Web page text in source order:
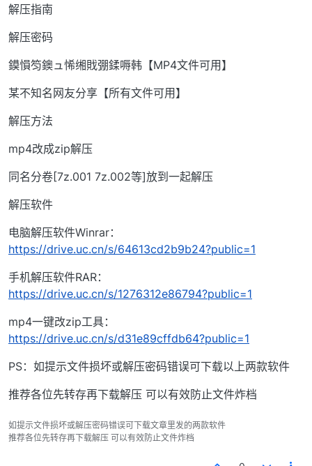
解压指南
解压密码
鏌愪笉鐭ュ悕缃戝弸鍒嗕韩【MP4文件可用】
某不知名网友分享【所有文件可用】
解压方法
mp4改成zip解压
同名分卷[7z.001 7z.002等]放到一起解压
解压软件
电脑解压软件Winrar：
https://drive.uc.cn/s/64613cd2b9b24?public=1
手机解压软件RAR：
https://drive.uc.cn/s/1276312e86794?public=1
mp4一键改zip工具：
https://drive.uc.cn/s/d31e89cffdb64?public=1
PS：如提示文件损坏或解压密码错误可下载以上两款软件
推荐各位先转存再下载解压 可以有效防止文件炸档
如提示文件损坏或解压密码错误可下载文章里发的两款软件
推荐各位先转存再下载解压 可以有效防止文件炸档